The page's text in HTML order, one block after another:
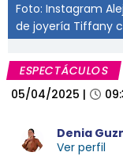
Foto: Instagram
de joyería Tiffany
ESPECTÁCULOS
05/04/2025 |
Denia
Ver perfil